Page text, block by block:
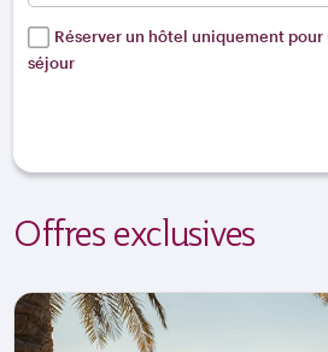
Réserver un hôtel uniquement pour
séjour
Offres exclusives